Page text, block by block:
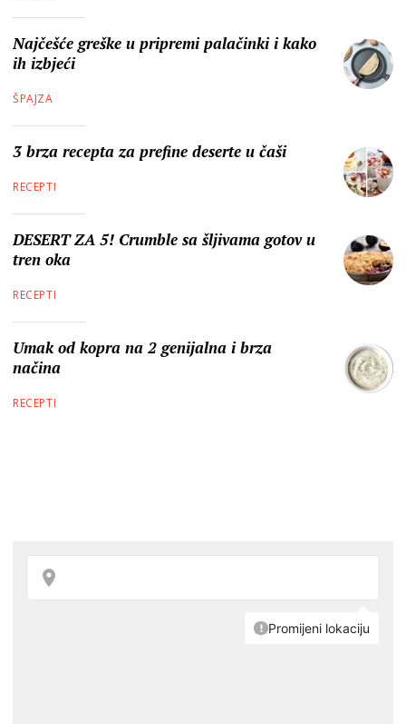
Najčešće greške u pripremi palačinki i kako
ih izbjeći
ŠPAJZA
3 brza recepta za prefine deserte u čaši
RECEPTI
DESERT ZA 5! Crumble sa šljivama gotov u
tren oka
RECEPTI
Umak od kopra na 2 genijalna i brza
načina
RECEPTI